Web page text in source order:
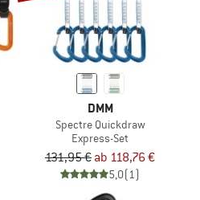
DMM
Spectre Quickdraw
Express-Set
131,95 € ab 118,76 €
5,0(1)